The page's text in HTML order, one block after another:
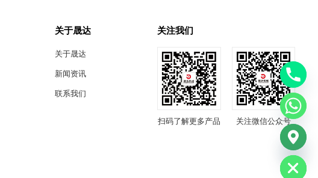
关于晟达
关于晟达
新闻资讯
联系我们
关注我们
扫码了解更多产品 关注微信公众号
Hide
chaty